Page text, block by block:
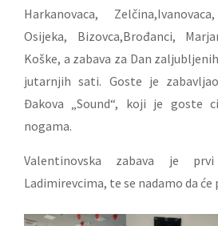
Harkanovaca,
Osijeka, Bizovca,Brođanci,
Koške, a zabava za Dan
jutarnjih sati. Goste je
Đakova „Sound“, koji je goste
nogama.
Valentinovska zabava je
Ladimirevcima, te se nadamo da